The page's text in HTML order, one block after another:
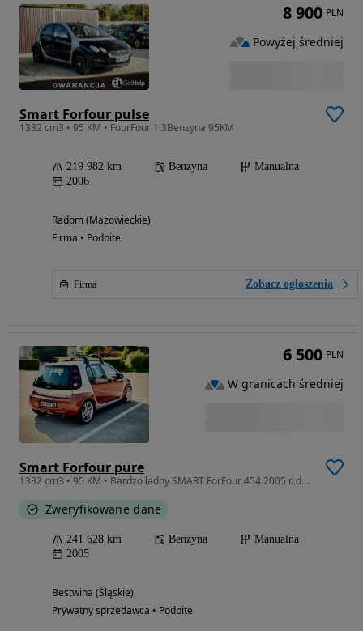
Smart Forfour pulse
1332 cm3 • 95 KM • FourFour 1.3Benzyna 95KM
219 982 km Benzyna
Manualna
2006
Radom (Mazowieckie)
Firma • Podbite
Firma Zobacz ogłoszenia
8 900 PLN
Powyżej średniej
Smart Forfour pure
1332 cm3 • 95 KM • Bardzo ładny SMART ForFour 454 2005 r. do małej negocjacji.
Zweryfikowane dane
241 628 km Benzyna
Manualna
2005
Bestwina (Śląskie)
Prywatny sprzedawca • Podbite
6 500 PLN
W granicach średniej